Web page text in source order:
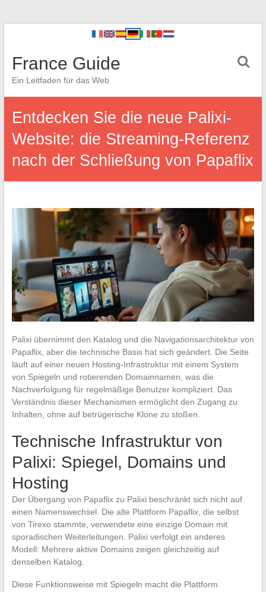
France Guide
Ein Leitfaden für das Web
Entdecken Sie die neue Palixi-
Website: die Streaming-Referenz
nach der Schließung von Papaflix
Palixi übernimmt den Katalog und die Navigationsarchitektur von
Papaflix, aber die technische Basis hat sich geändert. Die Seite
läuft auf einer neuen Hosting-Infrastruktur mit einem System
von Spiegeln und rotierenden Domainnamen, was die
Nachverfolgung für regelmäßige Benutzer kompliziert. Das
Verständnis dieser Mechanismen ermöglicht den Zugang zu
Inhalten, ohne auf betrügerische Klone zu stoßen.
Technische Infrastruktur von
Palixi: Spiegel, Domains und
Hosting
Der Übergang von Papaflix zu Palixi beschränkt sich nicht auf
einen Namenswechsel. Die alte Plattform Papaflix, die selbst
von Tirexo stammte, verwendete eine einzige Domain mit
sporadischen Weiterleitungen. Palixi verfolgt ein anderes
Modell: Mehrere aktive Domains zeigen gleichzeitig auf
denselben Katalog.
Diese Funktionsweise mit Spiegeln macht die Plattform